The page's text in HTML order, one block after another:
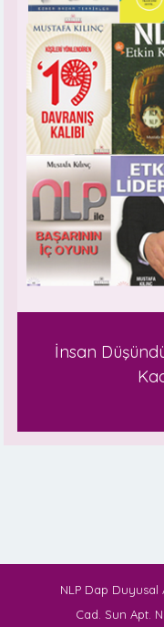
İnsan
NLP Dap Duyusal
Cad. Sun Apt.